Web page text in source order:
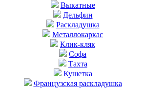
Выкатные
Дельфин
Раскладушка
Металлокаркас
Клик-кляк
Софа
Тахта
Кушетка
Французская раскладушка